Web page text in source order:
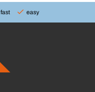
fast easy